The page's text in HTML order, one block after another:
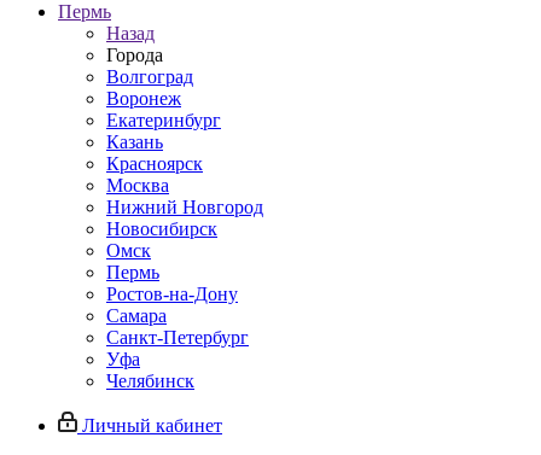
Пермь
Назад
Города
Волгоград
Воронеж
Екатеринбург
Казань
Красноярск
Москва
Нижний Новгород
Новосибирск
Омск
Пермь
Ростов-на-Дону
Самара
Санкт-Петербург
Уфа
Челябинск
Личный кабинет